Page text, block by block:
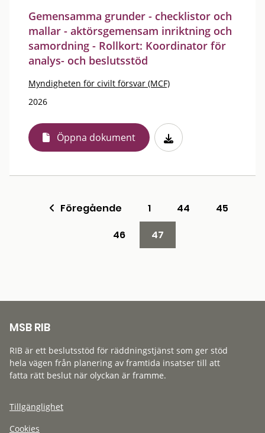
Gemensamma grunder - checklistor och
mallar - aktörsgemensam inriktning och
samordning - Rollkort: Koordinator för
analys- och beslutsstöd
Myndigheten för civilt försvar (MCF)
2026
Öppna dokument
Föregående 1 44
45
46
47
MSB RIB
RIB är ett beslutsstöd för räddningstjänst som ger stöd
hela vägen från planering av framtida insatser till att
fatta rätt beslut när olyckan är framme.
Tillgänglighet
Cookies